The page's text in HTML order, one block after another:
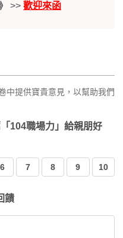
>> 歡迎來函
中提供寶貴意見，以幫助我們
104職場力」給親朋好
6 7 8 9 10
饋